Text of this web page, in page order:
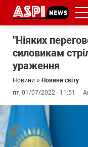
"Ніяких
силовикам
ураження
Новини » Новини світу
пт, 01/07/2022 - 11:51
#ООС
#боротьба
з
корупцією